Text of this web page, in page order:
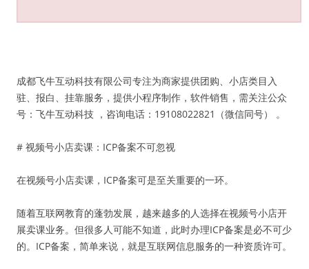
成都飞牛互动科技有限公司专注为商家提供团购、小店类目入
驻、报白、挂靠服务，提供小程序制作，软件销售，需关注公众
号：飞牛互动科技 ，咨询电话：19108022821（微信同号） 。
# 视频号小店卖课：ICP备案不可忽视
在视频号小店卖课，ICP备案可是至关重要的一环。
随着互联网教育的蓬勃发展，越来越多的人选择在视频号小店开
展卖课业务。但很多人可能不知道，此时办理ICP备案是必不可少
的。ICP备案，简单来说，就是互联网信息服务的一种资质许可。